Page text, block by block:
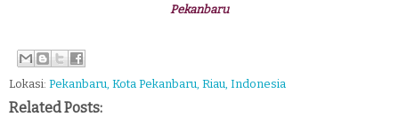
Pekanbaru
Lokasi: Pekanbaru, Kota Pekanbaru, Riau, Indonesia
Related Posts: